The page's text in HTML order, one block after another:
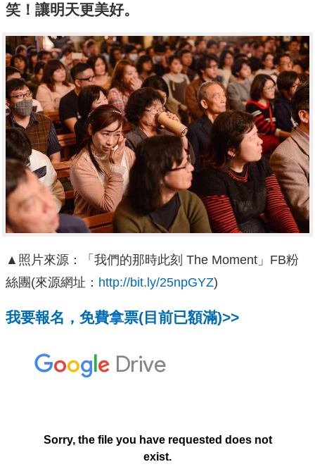
笑！讓明天更美好。
▲照片來源：「我們的那時此刻 The Moment」FB粉
絲團(來源網址： http://bit.ly/25npGYZ)
我要報名，免費拿票(目前已額滿)>>